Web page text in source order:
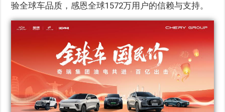
验全球车品质，感恩全球1572万用户的信赖与支持。